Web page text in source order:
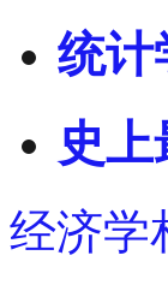
统计
史
经济学